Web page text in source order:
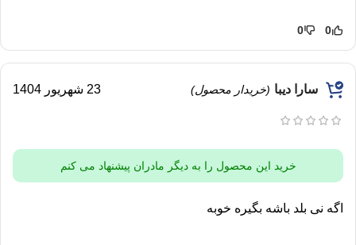
0
0
سارا دیبا (خریدار محصول) 23 شهریور 1404
خرید این محصول را به دیگر مادران پیشنهاد می کنم
اگه نی بلد باشه بگیره خوبه